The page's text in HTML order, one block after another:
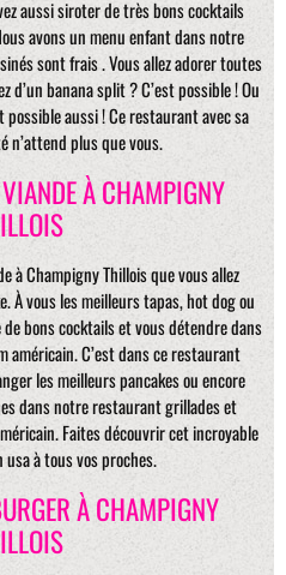
aussi siroter de très bons cocktails
avons un menu enfant dans notre
sont frais . Vous allez adorer toutes
d’un banana split ? C’est possible ! Ou
possible aussi ! Ce restaurant avec sa
n’attend plus que vous.
À CHAMPIGNY
à Champigny Thillois que vous allez
À vous les meilleurs tapas, hot dog ou
bons cocktails et vous détendre dans
C’est dans ce restaurant
les meilleurs pancakes ou encore
dans notre restaurant grillades et
Faites découvrir cet incroyable
à tous vos proches.
À CHAMPIGNY